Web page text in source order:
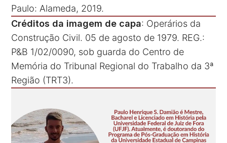
Paulo: Alameda, 2019.
Créditos da imagem de capa: Operários da
Construção Civil. 05 de agosto de 1979. REG.:
P&B 1/02/0090, sob guarda do Centro de
Memória do Tribunal Regional do Trabalho da 3ª
Região (TRT3).